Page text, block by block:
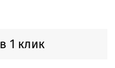
1 клик